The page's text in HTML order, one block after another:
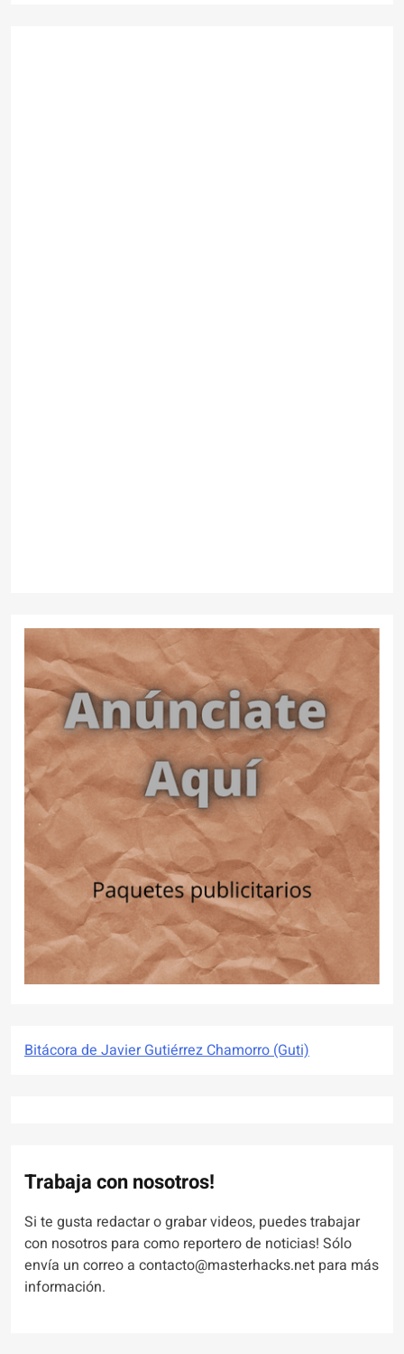
Bitácora de Javier Gutiérrez Chamorro (Guti)
Trabaja con nosotros!
Si te gusta redactar o grabar videos, puedes trabajar
con nosotros para como reportero de noticias! Sólo
envía un correo a contacto@masterhacks.net para más
información.